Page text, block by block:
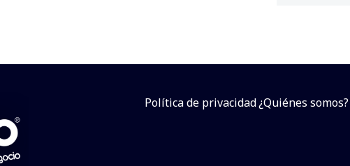
Política de privacidad¿Quiénes somos?